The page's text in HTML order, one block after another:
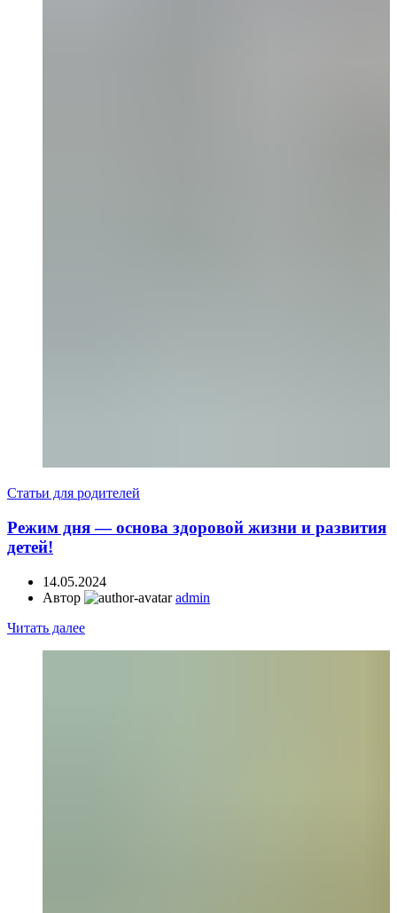
Статьи для родителей
​Режим дня — основа здоровой жизни и развития
детей!
14.05.2024
Автор
admin
Читать далее